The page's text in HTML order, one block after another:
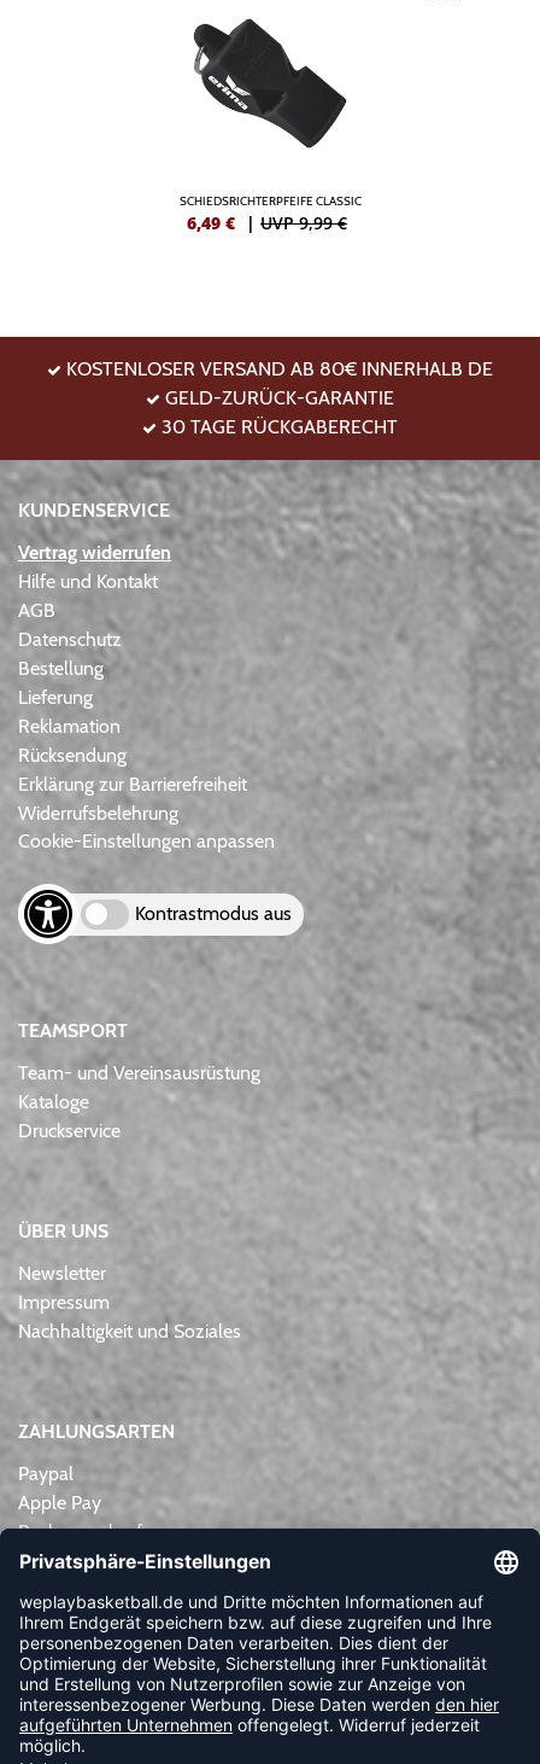
SCHIEDSRICHTERPFEIFE CLASSIC
6,49 € | UVP 9,99 €
KOSTENLOSER VERSAND AB 80€ INNERHALB DE
GELD-ZURÜCK-GARANTIE
30 TAGE RÜCKGABERECHT
KUNDENSERVICE
Vertrag widerrufen
Hilfe und Kontakt
AGB
Datenschutz
Bestellung
Lieferung
Reklamation
Rücksendung
Erklärung zur Barrierefreiheit
Widerrufsbelehrung
Cookie-Einstellungen anpassen
Kontrastmodus aus
TEAMSPORT
Team- und Vereinsausrüstung
Kataloge
Druckservice
ÜBER UNS
Newsletter
Impressum
Nachhaltigkeit und Soziales
ZAHLUNGSARTEN
Paypal
Apple Pay
Rechnungskauf
Lastschrift
Kreditkarte
Vorkasse
NEWSLETTER